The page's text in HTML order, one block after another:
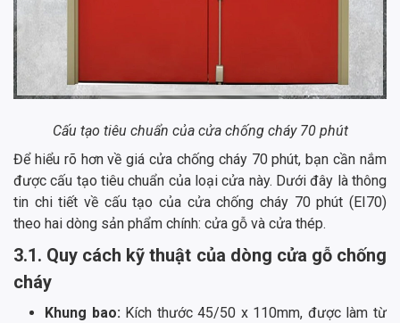
Cấu tạo tiêu chuẩn của cửa chống cháy 70 phút
Để hiểu rõ hơn về giá cửa chống cháy 70 phút, bạn cần nắm
được cấu tạo tiêu chuẩn của loại cửa này. Dưới đây là thông
tin chi tiết về cấu tạo của cửa chống cháy 70 phút (EI70)
theo hai dòng sản phẩm chính: cửa gỗ và cửa thép.
3.1. Quy cách kỹ thuật của dòng cửa gỗ chống
cháy
Khung bao: Kích thước 45/50 x 110mm, được làm từ